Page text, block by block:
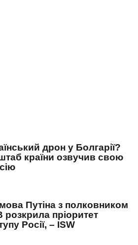
дрон у Болгарії?
країни озвучив свою
Путіна з полковником
пріоритет
Росії, – ISW